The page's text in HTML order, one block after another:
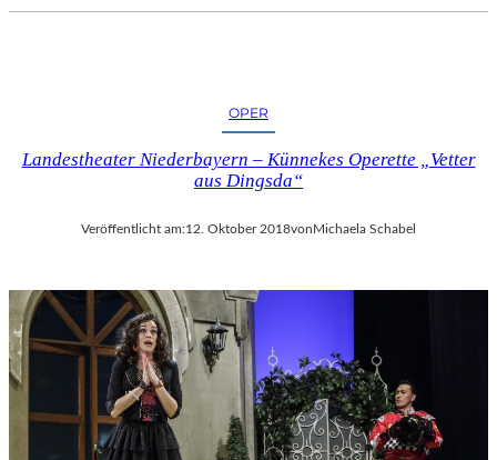
OPER
Landestheater Niederbayern – Künnekes Operette „Vetter
aus Dingsda“
Veröffentlicht am:12. Oktober 2018von Michaela Schabel